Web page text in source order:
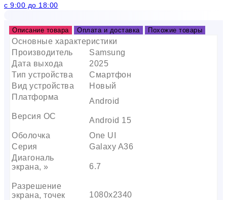
с 9:00 до 18:00
Описание товара Оплата и доставка Похожие товары
Основные характеристики
Производитель
Samsung
Дата выхода
2025
Тип устройства
Смартфон
Вид устройства
Новый
Платформа
Android
Версия ОС
Android 15
Оболочка
One UI
Серия
Galaxy A36
Диагональ
экрана, »
6.7
Разрешение
экрана, точек
1080х2340